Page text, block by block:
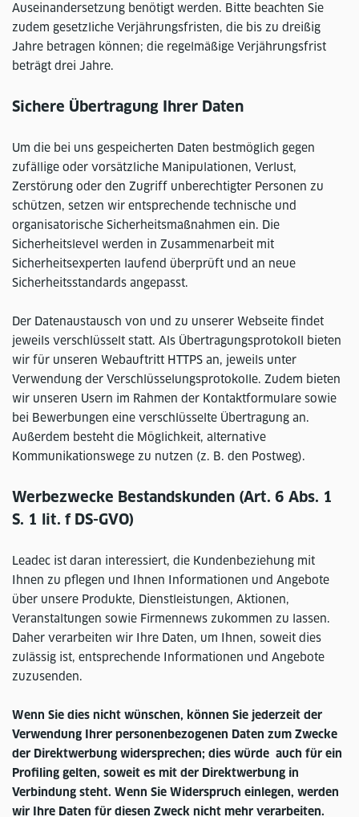
Auseinandersetzung benötigt werden. Bitte beachten Sie
zudem gesetzliche Verjährungsfristen, die bis zu dreißig
Jahre betragen können; die regelmäßige Verjährungsfrist
beträgt drei Jahre.
​​​​​​​Sichere Übertragung Ihrer Daten
Um die bei uns gespeicherten Daten bestmöglich gegen
zufällige oder vorsätzliche Manipulationen, Verlust,
Zerstörung oder den Zugriff unberechtigter Personen zu
schützen, setzen wir entsprechende technische und
organisatorische Sicherheitsmaßnahmen ein. Die
Sicherheitslevel werden in Zusammenarbeit mit
Sicherheitsexperten laufend überprüft und an neue
Sicherheitsstandards angepasst.
Der Datenaustausch von und zu unserer Webseite findet
jeweils verschlüsselt statt. Als Übertragungsprotokoll bieten
wir für unseren Webauftritt HTTPS an, jeweils unter
Verwendung der Verschlüsselungsprotokolle. Zudem bieten
wir unseren Usern im Rahmen der Kontaktformulare sowie
bei Bewerbungen eine verschlüsselte Übertragung an.
Außerdem besteht die Möglichkeit, alternative
Kommunikationswege zu nutzen (z. B. den Postweg).
Werbezwecke Bestandskunden (Art. 6 Abs. 1
S. 1 lit. f DS-GVO)
Leadec ist daran interessiert, die Kundenbeziehung mit
Ihnen zu pflegen und Ihnen Informationen und Angebote
über unsere Produkte, Dienstleistungen, Aktionen,
Veranstaltungen sowie Firmennews zukommen zu lassen.
Daher verarbeiten wir Ihre Daten, um Ihnen, soweit dies
zulässig ist, entsprechende Informationen und Angebote
zuzusenden.
Wenn Sie dies nicht wünschen, können Sie jederzeit der
Verwendung Ihrer personenbezogenen Daten zum Zwecke
der Direktwerbung widersprechen; dies würde auch für ein
Profiling gelten, soweit es mit der Direktwerbung in
Verbindung steht. Wenn Sie Widerspruch einlegen, werden
wir Ihre Daten für diesen Zweck nicht mehr verarbeiten.